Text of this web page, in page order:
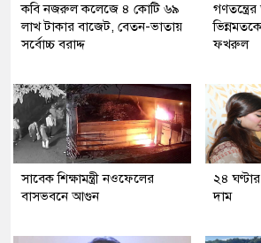
কবি নজরুল কলেজে ৪ কোটি ৬৯
লাখ টাকার বাজেট, বেতন-ভাতায়
সর্বোচ্চ বরাদ্দ
ফখরুল
সাবেক শিক্ষামন্ত্রী নওফেলের
বাসভবনে আগুন
২৪
দাম